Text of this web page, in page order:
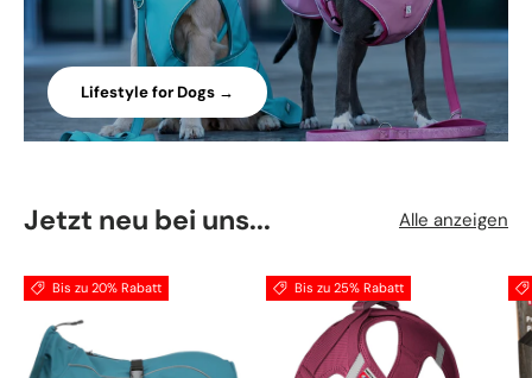
Lifestyle for Dogs →
Jetzt neu bei uns... Alle anzeigen
Bis zu 20% Rabatt Bis zu 25% Rabatt